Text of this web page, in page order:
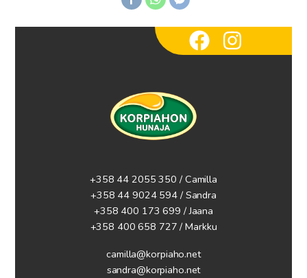
+358 44 2055 350 / Camilla
+358 44 9024 594 / Sandra
+358 400 173 699 / Jaana
+358 400 658 727 / Markku
camilla@korpiaho.net
sandra@korpiaho.net